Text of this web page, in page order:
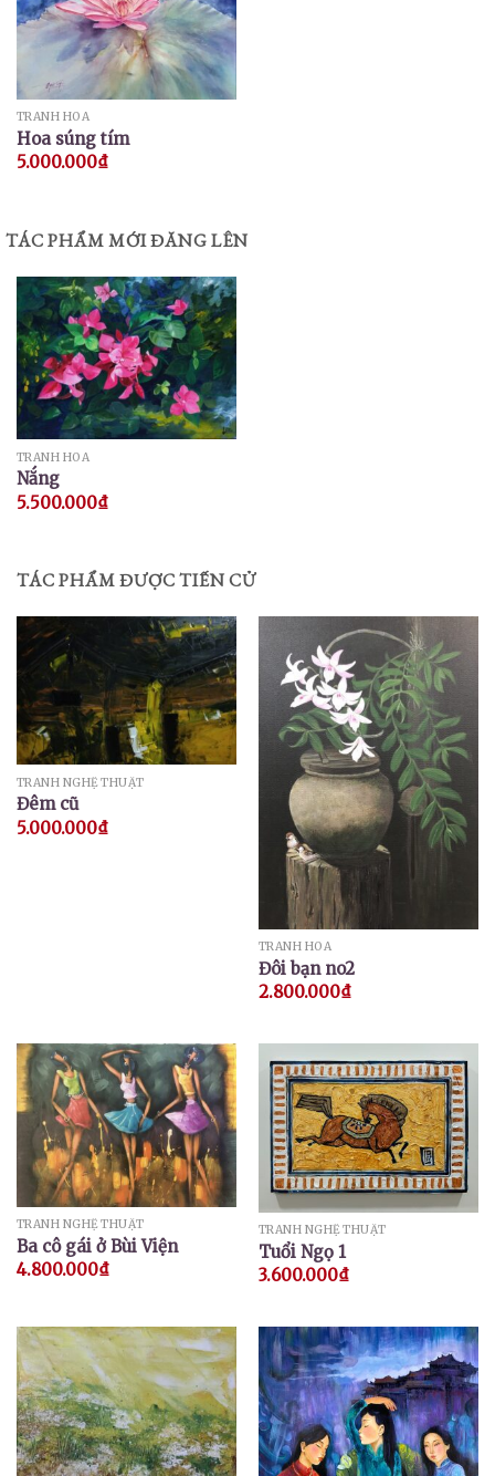
TRANH HOA
Hoa súng tím
5.000.000₫
TÁC PHẨM MỚI ĐĂNG LÊN
TRANH HOA
Nắng
5.500.000₫
TÁC PHẨM ĐƯỢC TIẾN CỬ
TRANH NGHỆ THUẬT
Đêm cũ
5.000.000₫
TRANH HOA
Đôi bạn no2
2.800.000₫
TRANH NGHỆ THUẬT
Ba cô gái ở Bùi Viện
4.800.000₫
TRANH NGHỆ THUẬT
Tuổi Ngọ 1
3.600.000₫